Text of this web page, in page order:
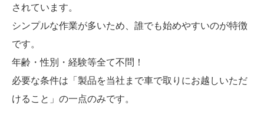
されています。
シンプルな作業が多いため、誰でも始めやすいのが特徴
です。
年齢・性別・経験等全て不問！
必要な条件は「製品を当社まで車で取りにお越しいただ
けること」の一点のみです。